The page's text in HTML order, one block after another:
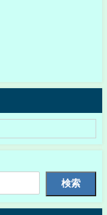
検索